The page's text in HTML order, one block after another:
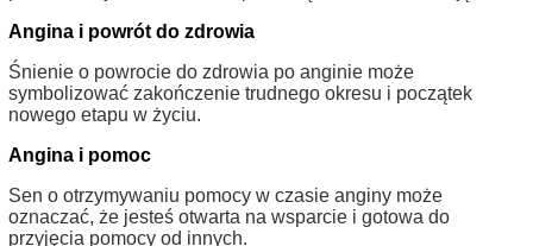
Angina i powrót do zdrowia
Śnienie o powrocie do zdrowia po anginie może
symbolizować zakończenie trudnego okresu i początek
nowego etapu w życiu.
Angina i pomoc
Sen o otrzymywaniu pomocy w czasie anginy może
oznaczać, że jesteś otwarta na wsparcie i gotowa do
przyjęcia pomocy od innych.